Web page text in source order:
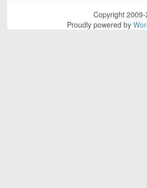
Copyright
Proudly powered by